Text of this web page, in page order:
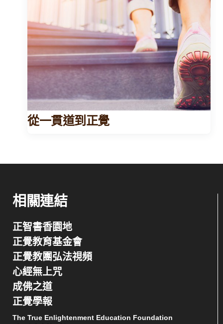
從一貫道到正覺
相關連結
正智書香園地
正覺教育基金會
正覺教團弘法視頻
心經無上咒
成佛之道
正覺學報
The True Enlightenment Education Foundation